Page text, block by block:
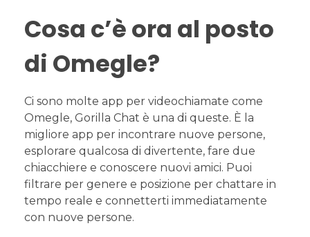
Cosa c’è ora al posto
di Omegle?
Ci sono molte app per videochiamate come
Omegle, Gorilla Chat è una di queste. È la
migliore app per incontrare nuove persone,
esplorare qualcosa di divertente, fare due
chiacchiere e conoscere nuovi amici. Puoi
filtrare per genere e posizione per chattare in
tempo reale e connetterti immediatamente
con nuove persone.